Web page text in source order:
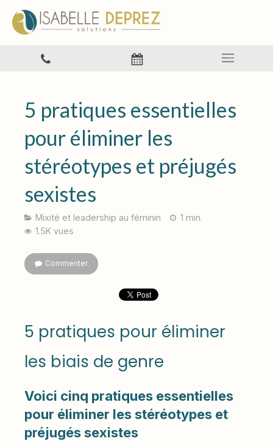
5 pratiques essentielles
pour éliminer les
stéréotypes et préjugés
sexistes
Mixité et leadership au féminin
1 min.
1.5K vues
Commenter
5 pratiques pour éliminer
les biais de genre
Voici cinq pratiques essentielles
pour éliminer les stéréotypes et
préjugés sexistes